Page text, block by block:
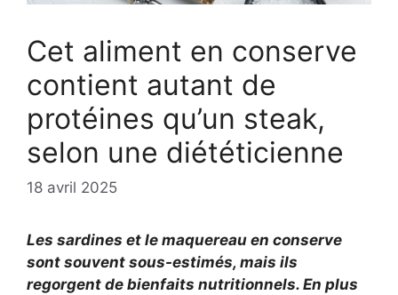
Cet aliment en conserve
contient autant de
protéines qu’un steak,
selon une diététicienne
18 avril 2025
Les sardines et le maquereau en conserve
sont souvent sous-estimés, mais ils
regorgent de bienfaits nutritionnels. En plus